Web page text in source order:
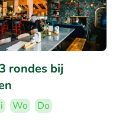
rondes bij
Wo
Do